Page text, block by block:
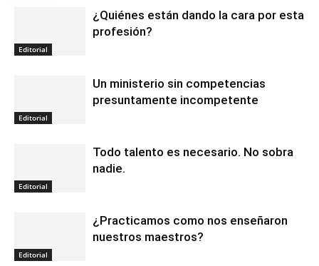
Editorial
¿Quiénes están dando la cara por esta
profesión?
Editorial
Un ministerio sin competencias
presuntamente incompetente
Editorial
Todo talento es necesario. No sobra
nadie.
Editorial
¿Practicamos como nos enseñaron
nuestros maestros?